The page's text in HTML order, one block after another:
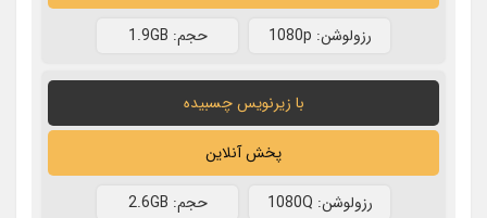
رزولوشن: 1080p حجم: 1.9GB
با زیرنویس چسبیده
پخش آنلاین
رزولوشن: 1080Q حجم: 2.6GB